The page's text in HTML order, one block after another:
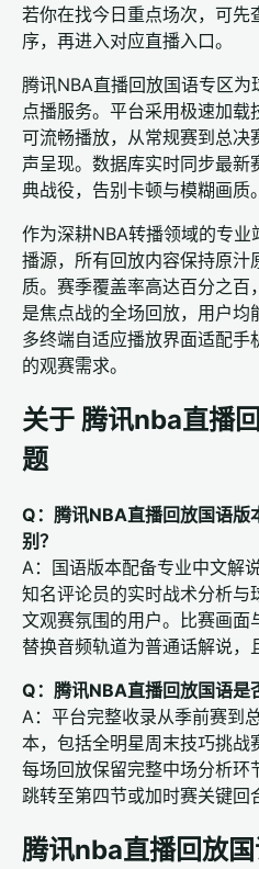
若你在找今日重点场次，可先
序，再进入对应直播入口。
腾讯NBA直播回放国语专区
点播服务。平台采用极速加
可流畅播放，从常规赛到总决
声呈现。数据库实时同步最
典战役，告别卡顿与模糊画质。
作为深耕NBA转播领域的专
播源，所有回放内容保持原汁
质。赛季覆盖率高达百分之
是焦点战的全场回放，用户均
多终端自适应播放界面适配
的观赛需求。
关于 腾讯nba直播
题
Q：腾讯NBA直播回放国语版
别？
A：国语版本配备专业中文解
知名评论员的实时战术分析与
文观赛氛围的用户。比赛画面
替换音频轨道为普通话解说，
Q：腾讯NBA直播回放国语是
A：平台完整收录从季前赛到
本，包括全明星周末技巧挑战
每场回放保留完整中场分析环
跳转至第四节或加时赛关键回
腾讯nba直播回放